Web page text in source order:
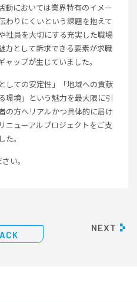
動においては業界特有のイメー
わりにくいという課題を抱えて
社員を大切にする充実した職場
力として訴求できる要素が求職
ップが生じていました。
しての安定性」「地域への貢献
環境」という魅力を最大限に引
の方へリアルかつ具体的に届け
ニューアルプロジェクトをご支
。
い。
NEXT